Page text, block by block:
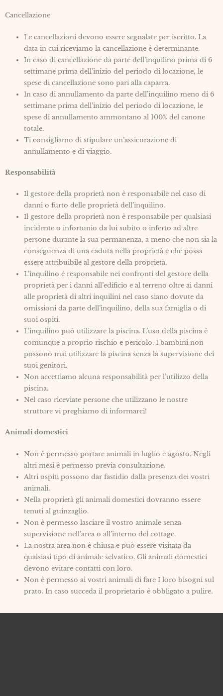
Cancellazione
Le cancellazioni devono essere segnalate per iscritto. La
data in cui riceviamo la cancellazione è determinante.
In caso di cancellazione da parte dell’inquilino prima di 6
settimane prima dell’inizio del periodo di locazione, le
spese di cancellazione sono pari alla caparra.
In caso di annullamento da parte dell’inquilino meno di 6
settimane prima dell’inizio del periodo di locazione, le
spese di annullamento ammontano al 100% del canone
totale.
Ti consigliamo di stipulare un’assicurazione di
annullamento e di viaggio.
Responsabilità
Il gestore della proprietà non è responsabile nel caso di
danni o furto delle proprietà dell’inquilino.
Il gestore della proprietà non è responsabile per qualsiasi
incidente o infortunio da lui subito o inferto ad altre
persone durante la sua permanenza, a meno che non sia la
conseguenza di una caduta nella proprietà e che possa
essere attribuibile al gestore della proprietà.
L’inquilino è responsabile nei confronti del gestore della
proprietà per i danni all’edificio e al terreno oltre ai danni
alle proprietà di altri inquilini nel caso siano dovute da
omissioni da parte dell’inquilino, della sua famiglia o di
suoi ospiti.
L’inquilino può utilizzare la piscina. L’uso della piscina è
comunque a proprio rischio e pericolo. I bambini non
possono mai utilizzare la piscina senza la supervisione dei
suoi genitori.
Non accettiamo alcuna responsabilità per l’utilizzo della
piscina.
Nel caso riceviate persone che utilizzano le nostre
strutture vi preghiamo di informarci!
Animali domestici
Non è permesso portare animali in luglio e agosto. Negli
altri mesi è permesso previa consultazione.
Altri ospiti possono dar fastidio dalla presenza dei vostri
animali.
Nella proprietà gli animali domestici dovranno essere
tenuti al guinzaglio.
Non è permesso lasciare il vostro animale senza
supervisione nell’area o all’interno del cottage.
La nostra area non è chiusa e può essere visitata da
qualsiasi tipo di animale selvatico. Gli animali domestici
devono evitare contatti con loro.
Non è permesso ai vostri animali di fare I loro bisogni sul
prato. In caso succeda il proprietario è obbligato a pulire.